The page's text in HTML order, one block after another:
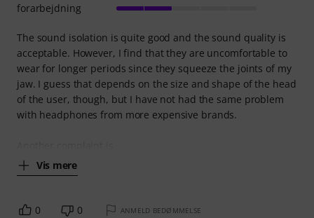
The sound isolation is quite good and the sound quality is
acceptable. However, I find that they are uncomfortable to
wear for longer periods since they squeeze the joints of my
jaw. I guess that depends on the size and shape of the head
of the user, though, but I have not had the same problem
with headphones from more expensive brands.
Vis mere
forarbejdning
0 0 ANMELD BEDØMMELSE